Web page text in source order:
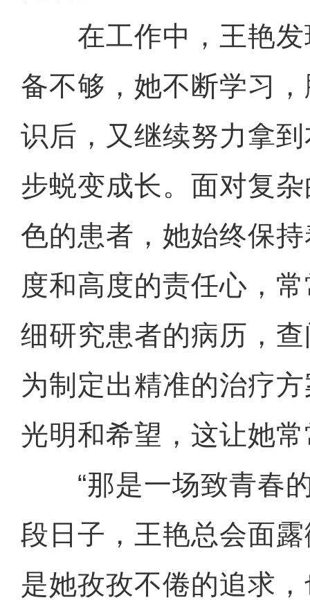
在工作中，王艳发
备不够，她不断学习
识后，又继续努力拿
步蜕变成长。面对复
色的患者，她始终保
度和高度的责任心，
细研究患者的病历，
为制定出精准的治疗
光明和希望，这让她
“那是一场致青春的
段日子，王艳总会面露
是她孜孜不倦的追求